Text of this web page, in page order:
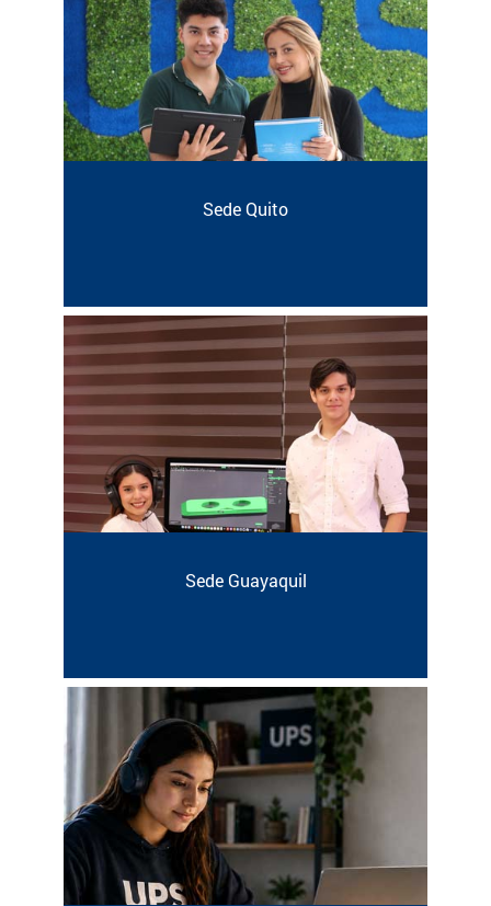
Sede Quito
Sede Guayaquil